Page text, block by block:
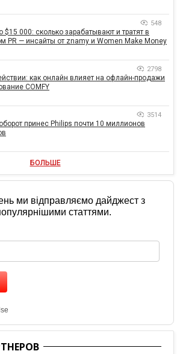
548
$15 000: сколько зарабатывают и тратят в
PR — инсайты от znamy и Women Make Money
2798
как онлайн влияет на офлайн-продажи
COMFY
3514
принес Philips почти 10 миллионов
БОЛЬШЕ
ми відправляємо дайджест з
статтями.